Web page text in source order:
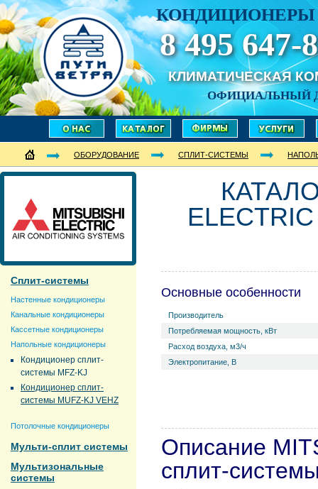
КОНДИЦИОНЕРЫ
8 495 647-
КЛИМАТИЧЕСКАЯ
ОФИЦИАЛЬНЫЙ
ОБОРУДОВАНИЕ СПЛИТ-СИСТЕМЫ
Сплит-системы
Настенные кондиционеры
Канальные кондиционеры
Кассетные кондиционеры
Напольные кондиционеры
Кондиционер сплит-
системы MFZ-KJ
Кондиционер сплит-
системы MUFZ-KJ VEHZ
Потолочные кондиционеры
Мульти-сплит системы
Мультизональные
системы
Основные особенности
Производитель
Потребляемая мощность, кВт
Расход воздуха, м3/ч
Электропитание, В
Описание
сплит-